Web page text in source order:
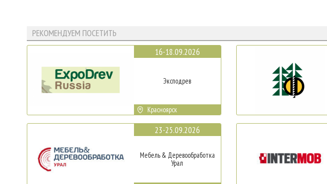
РЕКОМЕНДУЕМ ПОСЕТИТЬ
16-18.09.2026
Эксподрев
Красноярск
23-25.09.2026
Мебель & Деревообработка
Урал